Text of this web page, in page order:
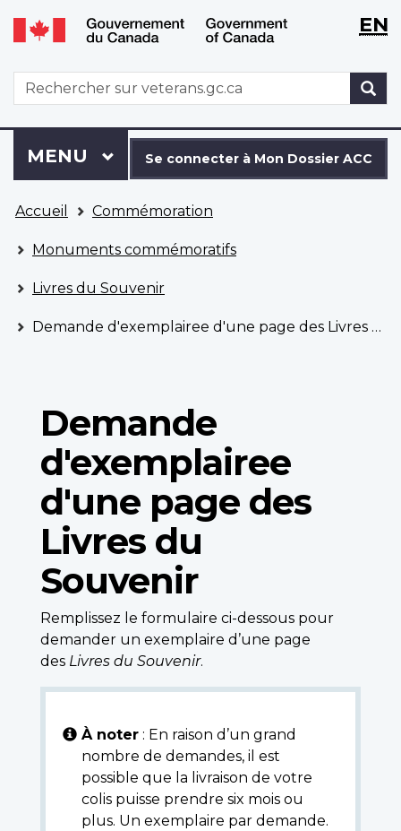
Aller
au
principal
Passer
à
version
HTML
simplifiée
WxT
WxTEN
WxT
Search
form
connecter
à
Dossier
ACC
Se connecter à Mon Dossier ACC
Menu
MENU PRINCIPAL
êtes
ici
Accueil Commémoration
Monuments commémoratifs
Livres du Souvenir
Demande d'exemplairee d'une page des Livres du Souvenir
Demande
d'exemplairee
d'une page des
Livres du
Souvenir
Remplissez le formulaire ci-dessous pour
demander un exemplaire d’une page
des Livres du Souvenir.
À noter : En raison d’un grand
nombre de demandes, il est
possible que la livraison de votre
colis puisse prendre six mois ou
plus. Un exemplaire par demande.